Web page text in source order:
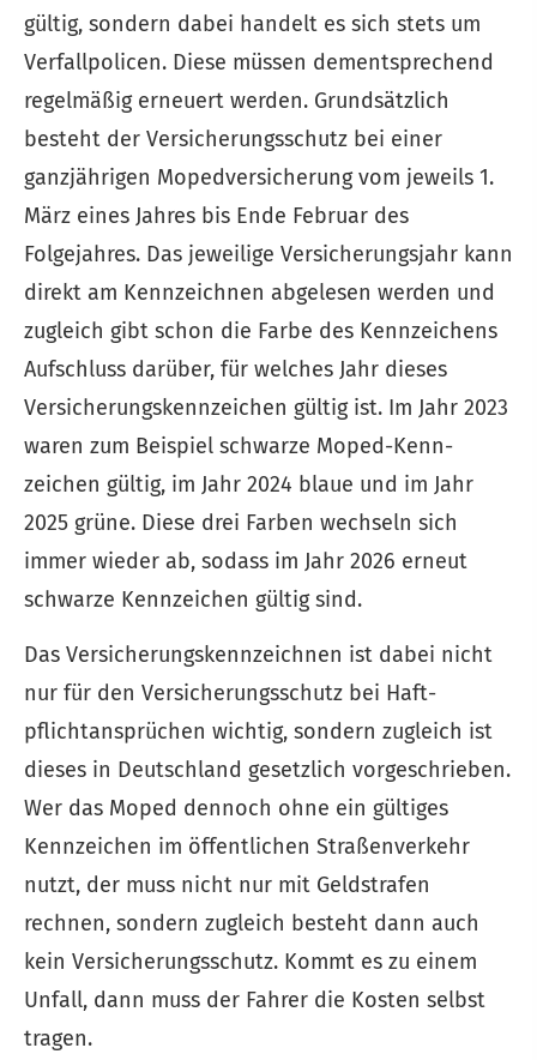
gültig, sondern dabei handelt es sich stets um
Verfallpolicen. Diese müssen dementsprechend
regelmäßig erneuert werden. Grundsätzlich
besteht der Versicherungsschutz bei einer
ganzjährigen Mopedversicherung vom jeweils 1.
März eines Jahres bis Ende Februar des
Folgejahres. Das jeweilige Versicherungsjahr kann
direkt am Kennzeichnen abgelesen werden und
zugleich gibt schon die Farbe des Kenn­zeichens
Aufschluss darüber, für welches Jahr dieses
Versicherungskennzeichen gültig ist. Im Jahr 2023
waren zum Beispiel schwarze Moped-Kenn­
zeichen gültig, im Jahr 2024 blaue und im Jahr
2025 grüne. Diese drei Farben wechseln sich
immer wieder ab, sodass im Jahr 2026 erneut
schwarze Kenn­zeichen gültig sind.
Das Versicherungskennzeichnen ist dabei nicht
nur für den Versicherungsschutz bei Haft­
pflichtansprüchen wichtig, sondern zugleich ist
dieses in Deutschland gesetzlich vorgeschrieben.
Wer das Moped dennoch ohne ein gültiges
Kenn­zeichen im öffentlichen Straßenverkehr
nutzt, der muss nicht nur mit Geldstrafen
rechnen, sondern zugleich besteht dann auch
kein Versicherungsschutz. Kommt es zu einem
Unfall, dann muss der Fahrer die Kosten selbst
tragen.